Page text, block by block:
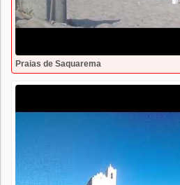
Praias de Saquarema